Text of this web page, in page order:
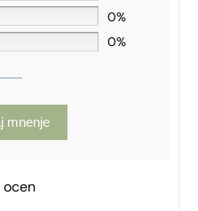
0%
0%
mnenje
ocen